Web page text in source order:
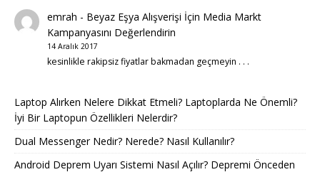
emrah - Beyaz Eşya Alışverişi İçin Media Markt
Kampanyasını Değerlendirin
14 Aralık 2017
kesinlikle rakipsiz fiyatlar bakmadan geçmeyin . . .
Laptop Alırken Nelere Dikkat Etmeli? Laptoplarda Ne Önemli?
İyi Bir Laptopun Özellikleri Nelerdir?
Dual Messenger Nedir? Nerede? Nasıl Kullanılır?
Android Deprem Uyarı Sistemi Nasıl Açılır? Depremi Önceden